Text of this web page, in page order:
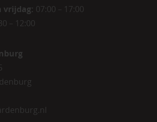
vrijdag: 07:00 – 17:00
– 12:00